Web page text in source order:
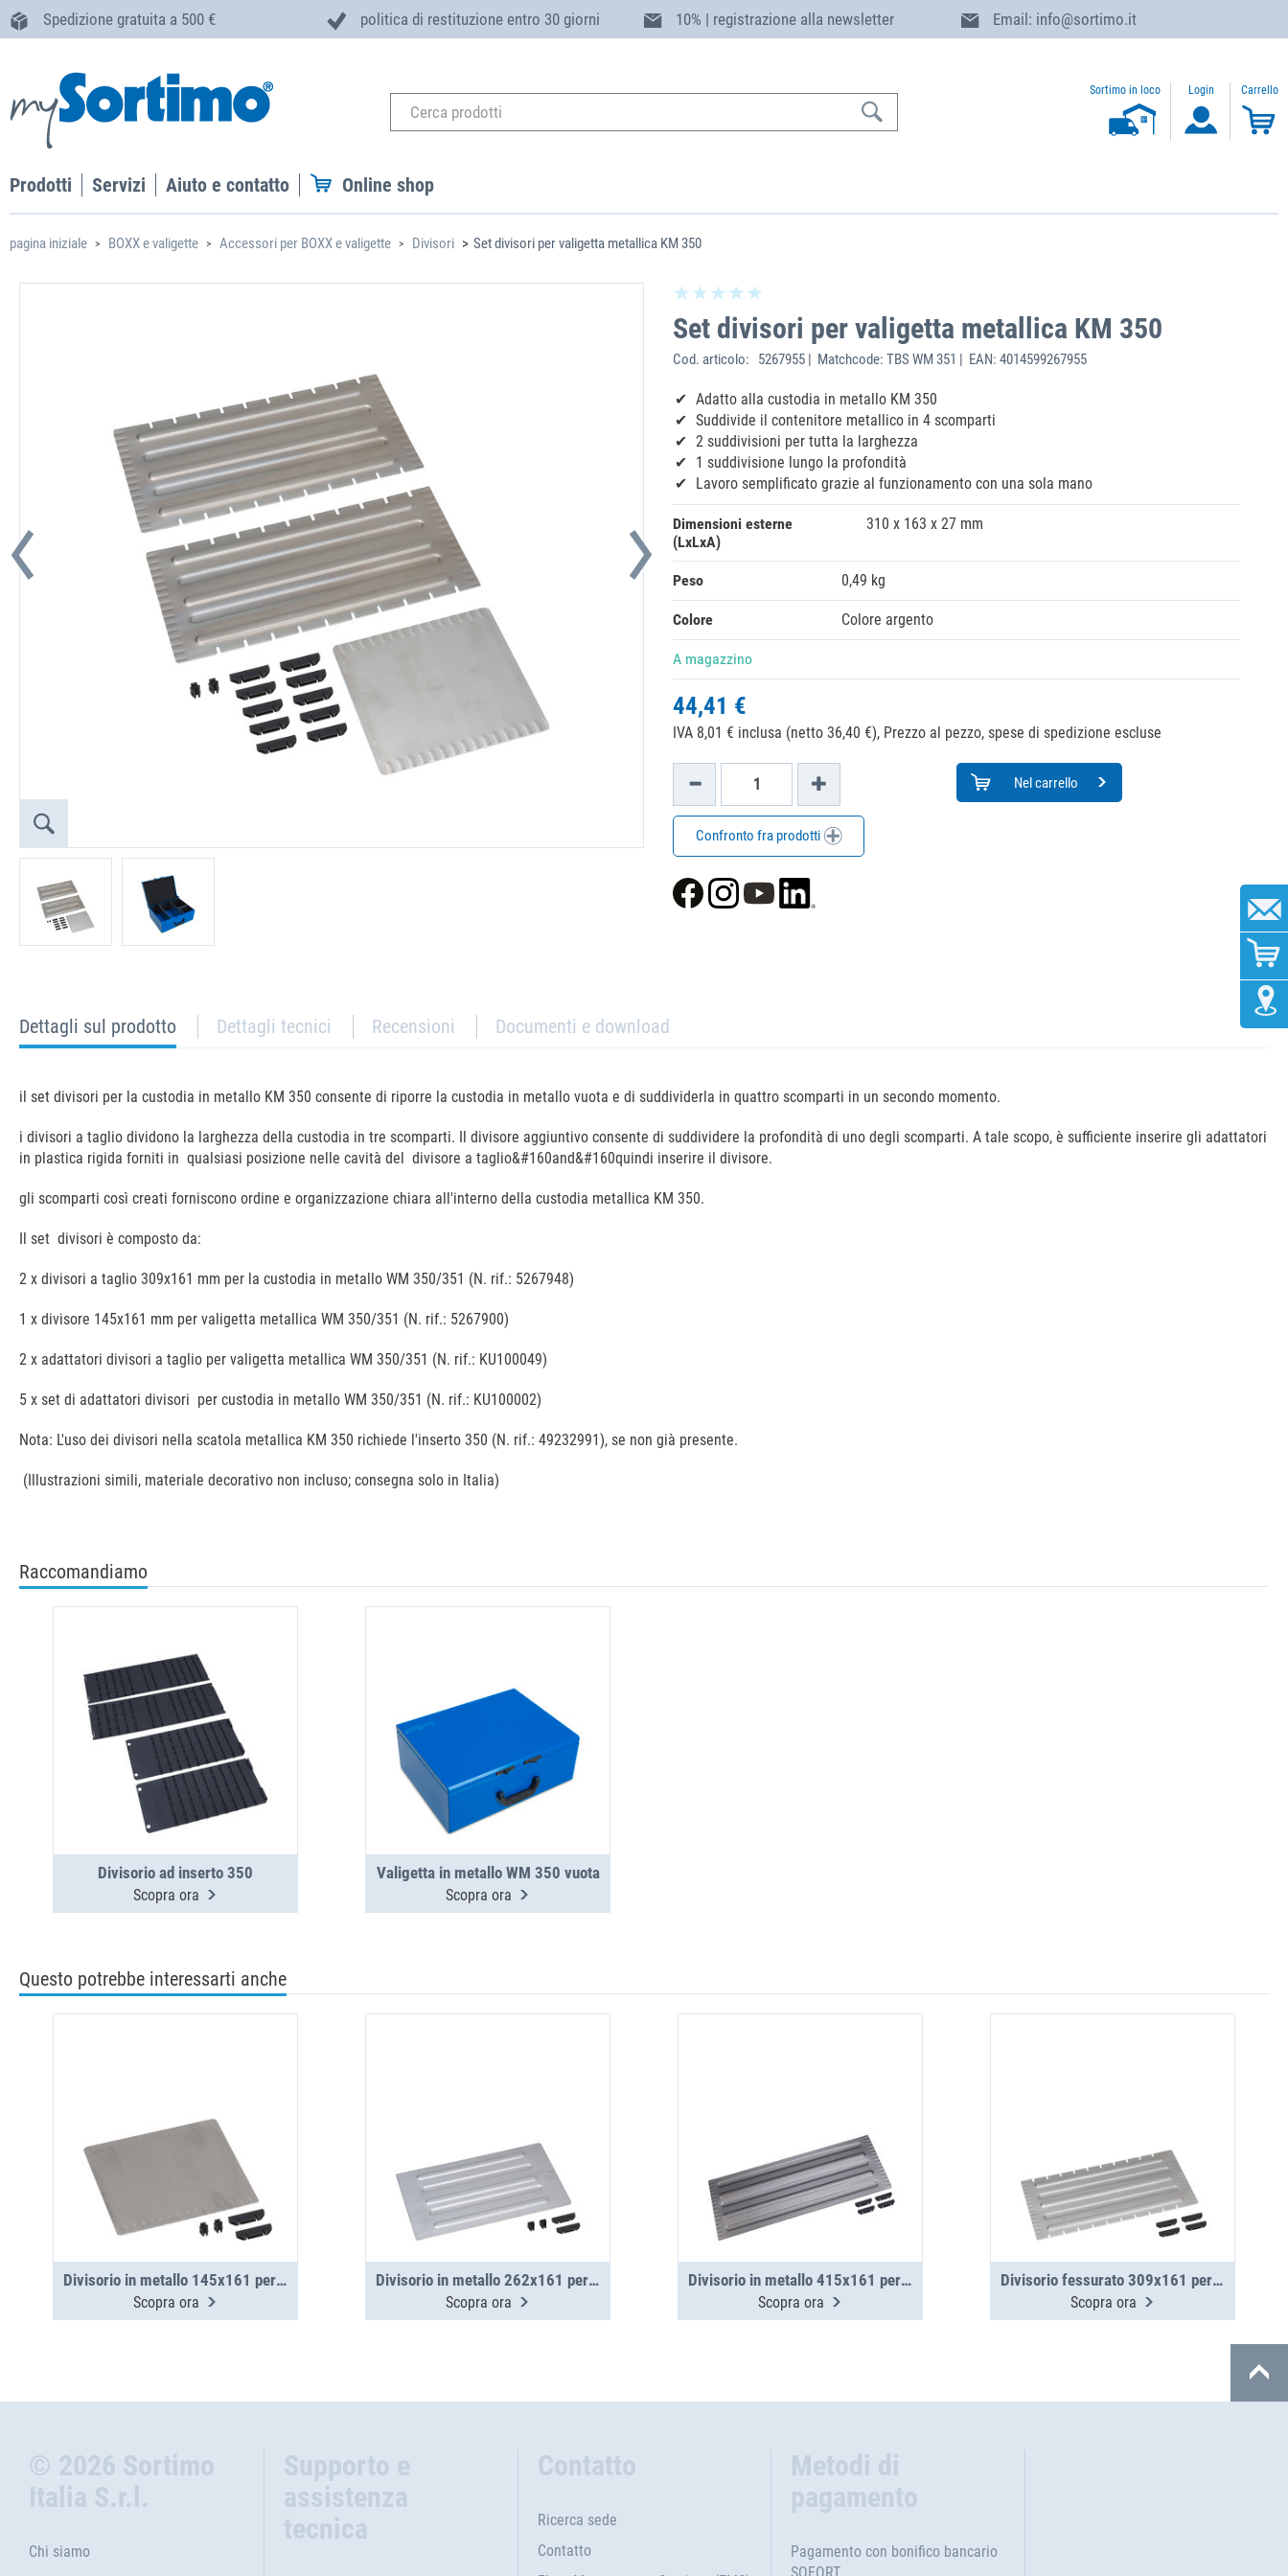
Spedizione gratuita a 500 € politica di restituzione entro 30 giorni 10% | registrazione alla newsletter Email: info@sortimo.it
Sortimo in loco Login Carrello
Prodotti Servizi Aiuto e contatto Online shop
pagina iniziale BOXX e valigette Accessori per BOXX e valigette Divisori Set divisori per valigetta metallica KM 350
Set divisori per valigetta metallica KM 350
Cod. articolo: 5267955 | Matchcode: TBS WM 351 | EAN: 4014599267955
Adatto alla custodia in metallo KM 350
Suddivide il contenitore metallico in 4 scomparti
2 suddivisioni per tutta la larghezza
1 suddivisione lungo la profondità
Lavoro semplificato grazie al funzionamento con una sola mano
Dimensioni esterne
(LxLxA)
310 x 163 x 27 mm
Peso 0,49 kg
Colore Colore argento
A magazzino
44,41 €
IVA 8,01 € inclusa (netto 36,40 €), Prezzo al pezzo, spese di spedizione escluse
Nel carrello
Confronto fra prodotti
current
tab:
Dettagli sul prodotto Dettagli tecnici Recensioni Documenti e download
il set divisori per la custodia in metallo KM 350 consente di riporre la custodia in metallo vuota e di suddividerla in quattro scomparti in un secondo momento.
i divisori a taglio dividono la larghezza della custodia in tre scomparti. Il divisore aggiuntivo consente di suddividere la profondità di uno degli scomparti. A tale scopo, è sufficiente inserire gli adattatori
in plastica rigida forniti in qualsiasi posizione nelle cavità del divisore a taglio&#160and&#160quindi inserire il divisore.
gli scomparti così creati forniscono ordine e organizzazione chiara all'interno della custodia metallica KM 350.
Il set divisori è composto da:
2 x divisori a taglio 309x161 mm per la custodia in metallo WM 350/351 (N. rif.: 5267948)
1 x divisore 145x161 mm per valigetta metallica WM 350/351 (N. rif.: 5267900)
2 x adattatori divisori a taglio per valigetta metallica WM 350/351 (N. rif.: KU100049)
5 x set di adattatori divisori per custodia in metallo WM 350/351 (N. rif.: KU100002)
Nota: L'uso dei divisori nella scatola metallica KM 350 richiede l'inserto 350 (N. rif.: 49232991), se non già presente.
(Illustrazioni simili, materiale decorativo non incluso; consegna solo in Italia)
Raccomandiamo
Divisorio ad inserto 350
Scopra ora
Valigetta in metallo WM 350 vuota
Scopra ora
Questo potrebbe interessarti anche
Divisorio in metallo 145x161 per valigette in metallo WM 350/351
Scopra ora
Divisorio in metallo 262x161 per valigette in metallo WM 350/351
Scopra ora
Divisorio in metallo 415x161 per valigette in metallo WM 350
Scopra ora
Divisorio fessurato 309x161 per valigette in metallo WM 350/351
Scopra ora
© 2026 Sortimo
Italia S.r.l.
Chi siamo
Supporto e
assistenza
tecnica
Contatto
Ricerca sede
Contatto
Metodi di
pagamento
Pagamento con bonifico bancario